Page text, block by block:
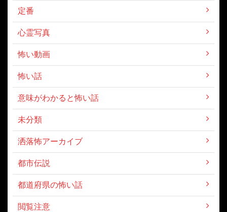
定番
心霊写真
怖い動画
怖い話
意味がわかると怖い話
未分類
洒落怖アーカイブ
都市伝説
都道府県の怖い話
閲覧注意